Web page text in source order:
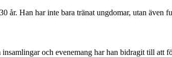
Han har inte bara tränat ungdomar, utan även
och evenemang har han bidragit till att